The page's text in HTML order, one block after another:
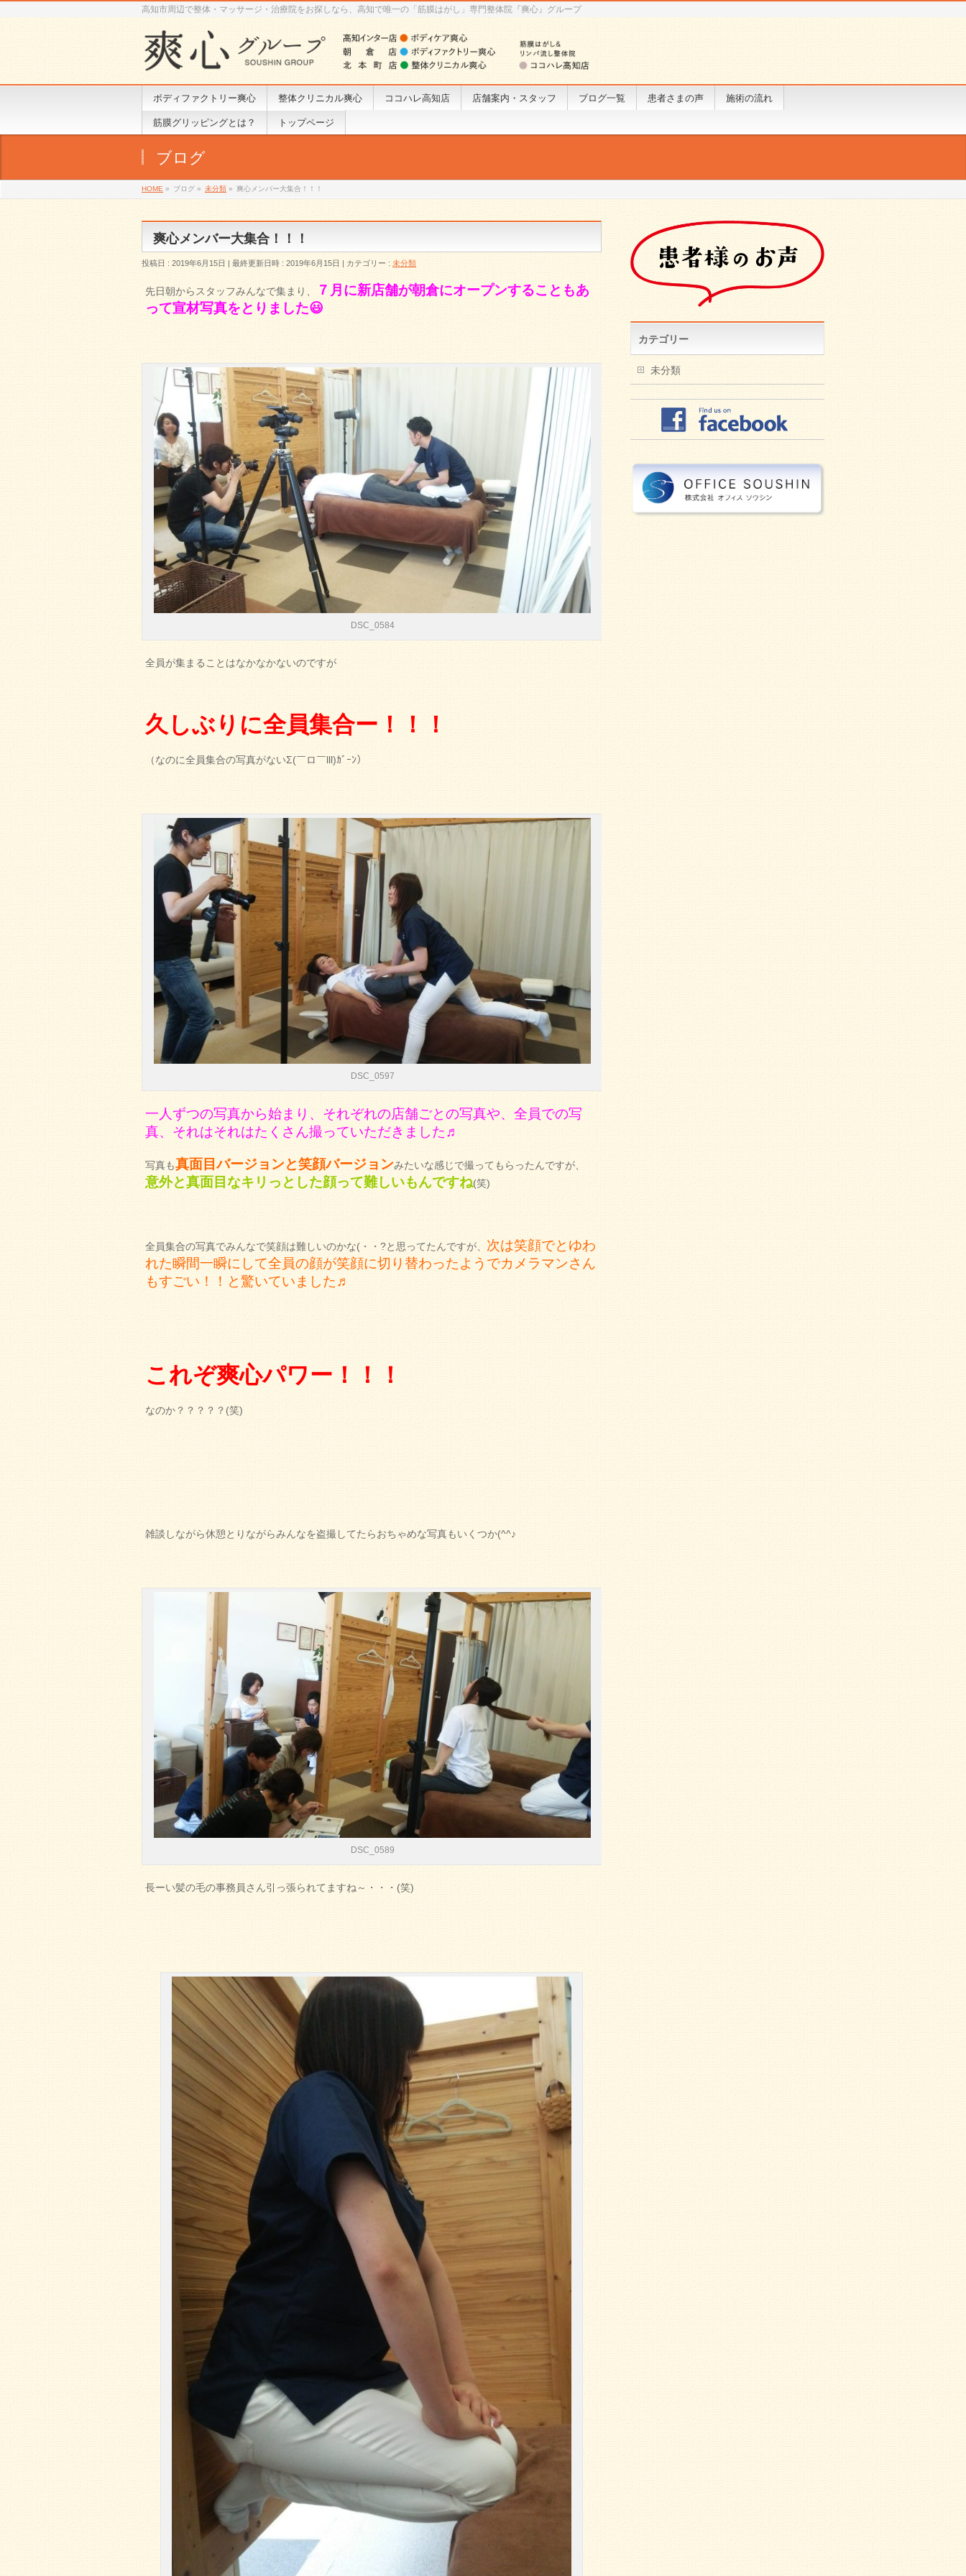
高知市周辺で整体・マッサージ・治療院をお探しなら、高知で唯一の「筋膜はがし」専門整体院『爽心』グループ
ボディファクトリー爽心 整体クリニカル爽心 ココハレ高知店 店舗案内・スタッフ ブログ一覧 患者さまの声 施術の流れ
筋膜グリッピングとは？ トップページ
ブログ
HOME » ブログ » 未分類 » 爽心メンバー大集合！！！
爽心メンバー大集合！！！
投稿日 : 2019年6月15日 最終更新日時 : 2019年6月15日 カテゴリー : 未分類
先日朝からスタッフみんなで集まり、
７月に新店舗が朝倉にオープンすることもあ
って宣材写真をとりました😃
DSC_0584
全員が集まることはなかなかないのですが
久しぶりに全員集合ー！！！
（なのに全員集合の写真がないΣ(￣ロ￣lll)ｶﾞｰﾝ）
DSC_0597
一人ずつの写真から始まり、それぞれの店舗ごとの写真や、全員での写
真、それはそれはたくさん撮っていただきました♬
写真も真面目バージョンと笑顔バージョンみたいな感じで撮ってもらったんですが、
意外と真面目なキリっとした顔って難しいもんですね(笑)
全員集合の写真でみんなで笑顔は難しいのかな(・・?と思ってたんですが、 次は笑顔でとゆわ
れた瞬間一瞬にして全員の顔が笑顔に切り替わったようでカメラマンさん
もすごい！！と驚いていました♬
これぞ爽心パワー！！！
なのか？？？？？(笑)
雑談しながら休憩とりながらみんなを盗撮してたらおちゃめな写真もいくつか(^^♪
DSC_0589
長ーい髪の毛の事務員さん引っ張られてますね～・・・(笑)
カテゴリー
未分類